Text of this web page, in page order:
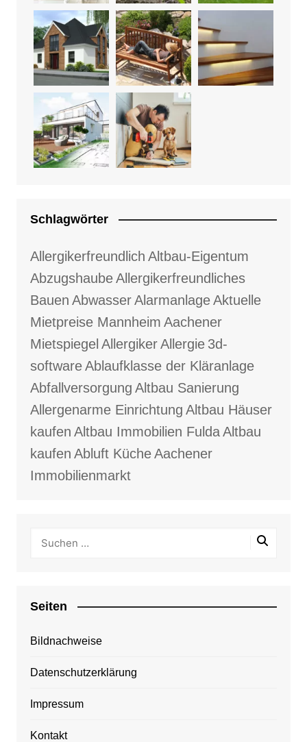
Schlagwörter
Allergikerfreundlich Altbau-Eigentum
AbzugshaubeAllergikerfreundliches
Bauen AbwasserAlarmanlageAktuelle
Mietpreise Mannheim Aachener
Mietspiegel AllergikerAllergie 3d-
softwareAblaufklasse der Kläranlage
Abfallversorgung Altbau Sanierung
Allergenarme Einrichtung Altbau Häuser
kaufen Altbau Immobilien FuldaAltbau
kaufen Abluft KücheAachener
Immobilienmarkt
Seiten
Bildnachweise
Datenschutzerklärung
Impressum
Kontakt